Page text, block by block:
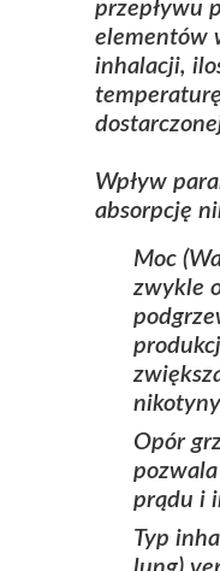
przepływu
elementów
inhalacji,
Wpływ
absorpcję
Moc
zwykle
Opór
prądu i
Typ